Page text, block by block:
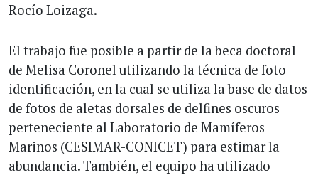
Rocío Loizaga.
El trabajo fue posible a partir de la beca doctoral
de Melisa Coronel utilizando la técnica de foto
identificación, en la cual se utiliza la base de datos
de fotos de aletas dorsales de delfines oscuros
perteneciente al Laboratorio de Mamíferos
Marinos (CESIMAR-CONICET) para estimar la
abundancia. También, el equipo ha utilizado